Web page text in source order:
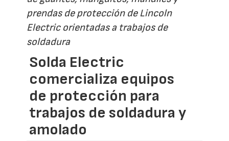
prendas de protección de Lincoln
Electric orientadas a trabajos de
soldadura
Solda Electric
comercializa equipos
de protección para
trabajos de soldadura y
amolado